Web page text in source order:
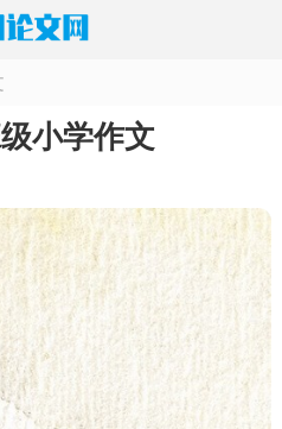
小学作文